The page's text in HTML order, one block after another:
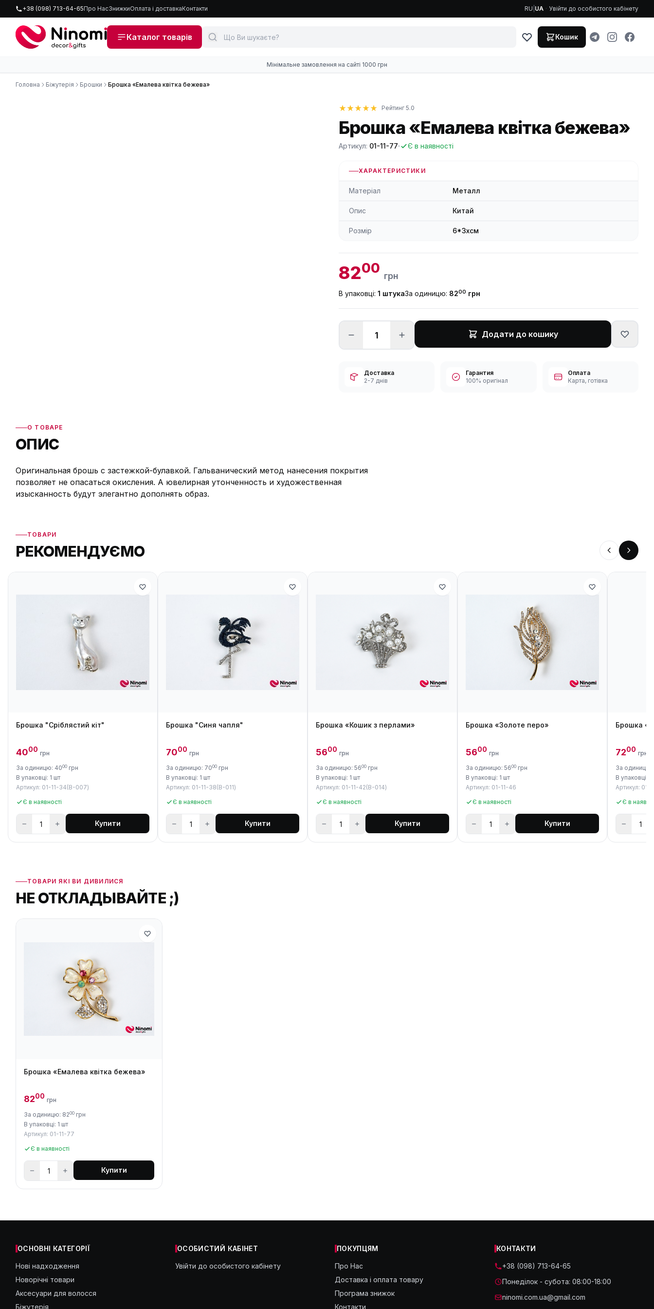
+38 (098) 713-64-65Про НасЗнижкиОплата і доставкаКонтакти RU UA · Увійти до особистого кабінету
Каталог товарів Кошик
Мінімальне замовлення на сайті 1000 грн
Головна Біжутерія Брошки Брошка «Емалева квітка бежева»
Рейтинг 5.0
Брошка «Емалева квітка бежева»
Артикул: 01-11-77 Є в наявності
ХАРАКТЕРИСТИКИ
Матеріал Металл
Опис Китай
Розмір 6*3xсм
8200 грн
В упаковці: 1 штукаЗа одиницю: 8200 грн
Додати до кошику
Доставка
2-7 днів
Гарантия
100% оригінал
Оплата
Карта, готівка
О ТОВАРЕ
ОПИС
Оригинальная брошь с застежкой-булавкой. Гальванический метод нанесения покрытия
позволяет не опасаться окисления. А ювелирная утонченность и художественная
изысканность будут элегантно дополнять образ.
ТОВАРИ
РЕКОМЕНДУЄМО
Брошка "Сріблястий кіт"
4000 грн
За одиницю: 4000 грн
В упаковці: 1 шт
Артикул: 01-11-34(B-007)
Є в наявності
Купити
Брошка "Синя чапля"
7000 грн
За одиницю: 7000 грн
В упаковці: 1 шт
Артикул: 01-11-38(B-011)
Є в наявності
Купити
Брошка «Кошик з перлами»
5600 грн
За одиницю: 5600 грн
В упаковці: 1 шт
Артикул: 01-11-42(B-014)
Є в наявності
Купити
Брошка «Золоте перо»
5600 грн
За одиницю: 5600 грн
В упаковці: 1 шт
Артикул: 01-11-46
Є в наявності
Купити
Брошка
7200 грн
За одиницю:
В упаковці: 1
Артикул: 01-
Є в
ТОВАРИ ЯКІ ВИ ДИВИЛИСЯ
НЕ ОТКЛАДЫВАЙТЕ ;)
Брошка «Емалева квітка бежева»
8200 грн
За одиницю: 8200 грн
В упаковці: 1 шт
Артикул: 01-11-77
Є в наявності
Купити
ОСНОВНІ КАТЕГОРІЇ
Нові надходження
Новорічні товари
Аксесуари для волосся
Біжутерія
ОСОБИСТИЙ КАБІНЕТ
Увійти до особистого кабінету
ПОКУПЦЯМ
Про Нас
Доставка і оплата товару
Програма знижок
Контакти
КОНТАКТИ
+38 (098) 713-64-65
Понеділок - субота: 08:00-18:00
ninomi.com.ua@gmail.com